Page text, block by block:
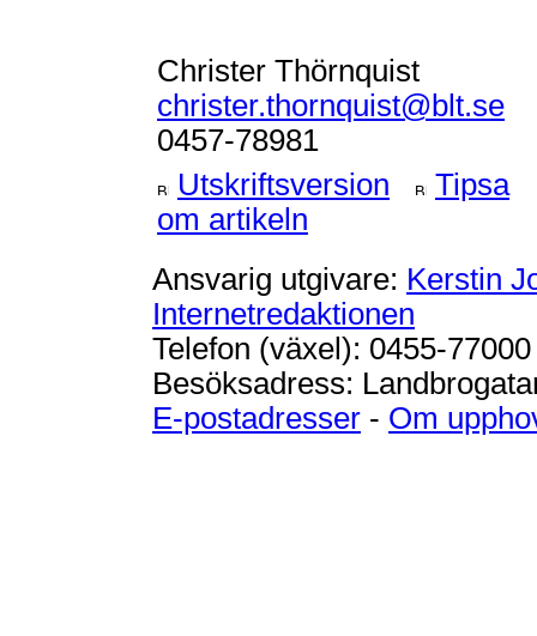
Christer Thörnquist
christer.thornquist@blt.se
0457-78981
Utskriftsversion
Tipsa
om artikeln
Ansvarig utgivare: Kerstin
Internetredaktionen
Telefon (växel): 0455-77000
Besöksadress:
E-postadresser - Om